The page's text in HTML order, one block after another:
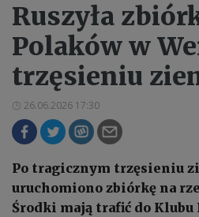
Ruszyła
Polaków w
trzęsieniu
26.06.2026 17:30
Po tragicznym trzęsieniu
uruchomiono zbiórkę na
Środki mają trafić do Klubu